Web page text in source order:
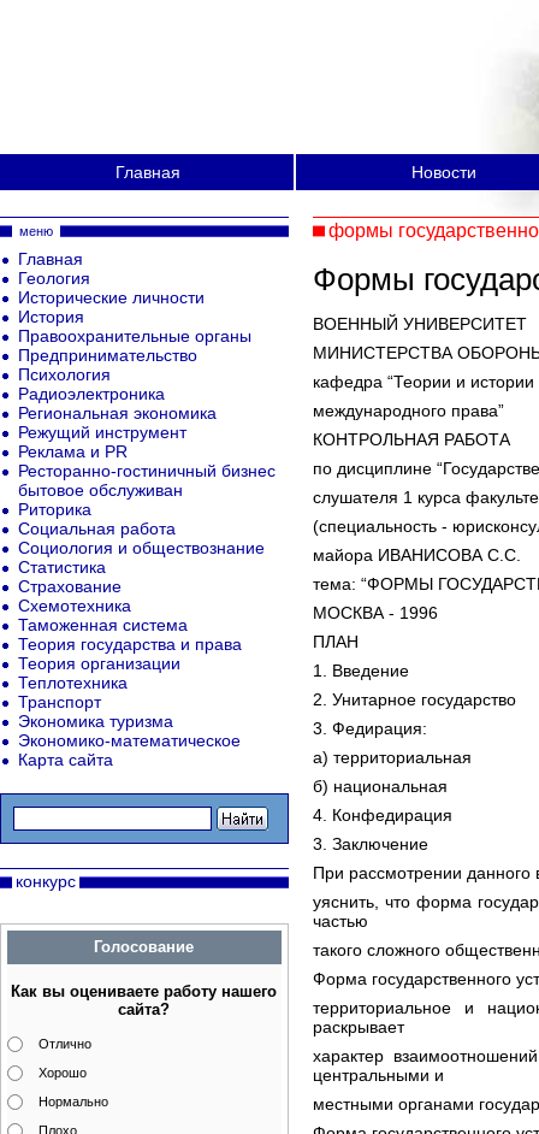
Главная Новости
формы
Формы
ВОЕННЫЙ УНИВЕРСИТЕТ
МИНИСТЕРСТВА
кафедра “Теории и истории
международного права”
КОНТРОЛЬНАЯ РАБОТА
по дисциплине
слушателя 1 курса
(специальность -
майора ИВАНИСОВА С.С.
тема: “ФОРМЫ
МОСКВА - 1996
ПЛАН
1. Введение
2. Унитарное государство
3. Федирация:
а) территориальная
б) национальная
4. Конфедирация
3. Заключение
При рассмотрении данного
уяснить, что форма
частью
такого сложного
Форма государственного
территориальное и
раскрывает
характер
центральными и
местными органами
меню
Главная
Геология
Исторические личности
История
Правоохранительные органы
Предпринимательство
Психология
Радиоэлектроника
Региональная экономика
Режущий инструмент
Реклама и PR
Ресторанно-гостиничный бизнес
бытовое обслуживан
Риторика
Социальная работа
Социология и обществознание
Статистика
Страхование
Схемотехника
Таможенная система
Теория государства и права
Теория организации
Теплотехника
Транспорт
Экономика туризма
Экономико-математическое
Карта сайта
конкурс
Голосование
Как вы оцениваете работу нашего
сайта?
Отлично
Хорошо
Нормально
Плохо